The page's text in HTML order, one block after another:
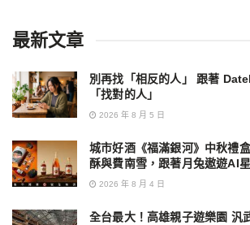
最新文章
別再找「相反的人」 跟著
「找對的人」
2026 年 8 月 5 日
城市好酒《福滿銀河》中秋禮
酥與費南雪，跟著月兔遨遊AI
2026 年 8 月 4 日
全台最大！高雄親子遊樂園 汎